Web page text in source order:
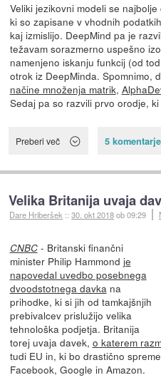
Veliki jezikovni modeli se
ki so zapisane v vhodnih
kaj izmislijo. DeepMind pa je
težavam sorazmerno uspešno
namenjeno iskanju funkcij (od
otrok iz DeepMinda. Spomnimo,
načine množenja matrik,
Sedaj pa so razvili prvo orodje,
Preberi več 5
Velika Britanija uvaja
Dare Hriberšek ::30. okt 2018ob 09:29
CNBC- Britanski finančni
minister Philip Hammond je
napovedal uvedbo posebnega
dvoodstotnega davkana
prihodke, ki si jih od tamkajšnjih
prebivalcev prislužijo velika
tehnološka podjetja. Britanija
torej uvaja davek, o katerem
tudi EU in, ki bo drastično
Facebook, Google in Amazon.